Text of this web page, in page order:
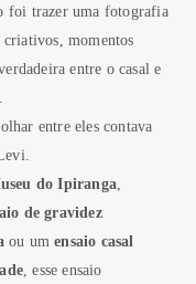
foi trazer uma fotografia
criativos, momentos
entre o casal e
entre eles contava
do Ipiranga,
de gravidez
ou umensaio casal
, esse ensaio